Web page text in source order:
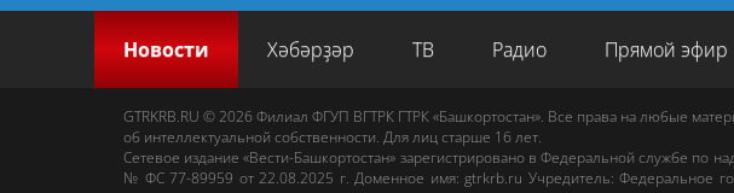
Новости Хәбәрҙәр ТВ Радио Прямой эфир
GTRKRB.RU © 2026 Филиал ФГУП ВГТРК ГТРК «Башкортостан». Все права на любые
об интеллектуальной собственности. Для лиц старше 16 лет.
Сетевое издание «Вести-Башкортостан» зарегистрировано в Федеральной службе по
№ ФС 77-89959 от 22.08.2025 г. Доменное имя:gtrkrb.ru Учредитель: Федеральное